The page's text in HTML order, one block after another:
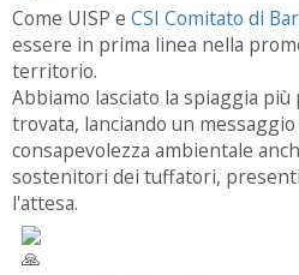
Come UISP e CSI Comitato di
essere in prima linea nella
territorio.
Abbiamo lasciato la spiaggia più
trovata, lanciando un
consapevolezza ambientale
sostenitori dei tuffatori,
l'attesa.